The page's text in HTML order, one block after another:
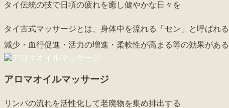
タイ伝統の技で日頃の疲れを癒し健やかな日々を
タイ古式マッサージとは、身体中を流れる「セン」と呼ばれ
減少・血行促進・活力の増進・柔軟性が高まる等の効果があ
アロマオイルマッサージ
リンパの流れを活性化して老廃物を集め排出する